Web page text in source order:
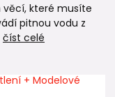
věcí, které musíte
pitnou vodu z
číst celé